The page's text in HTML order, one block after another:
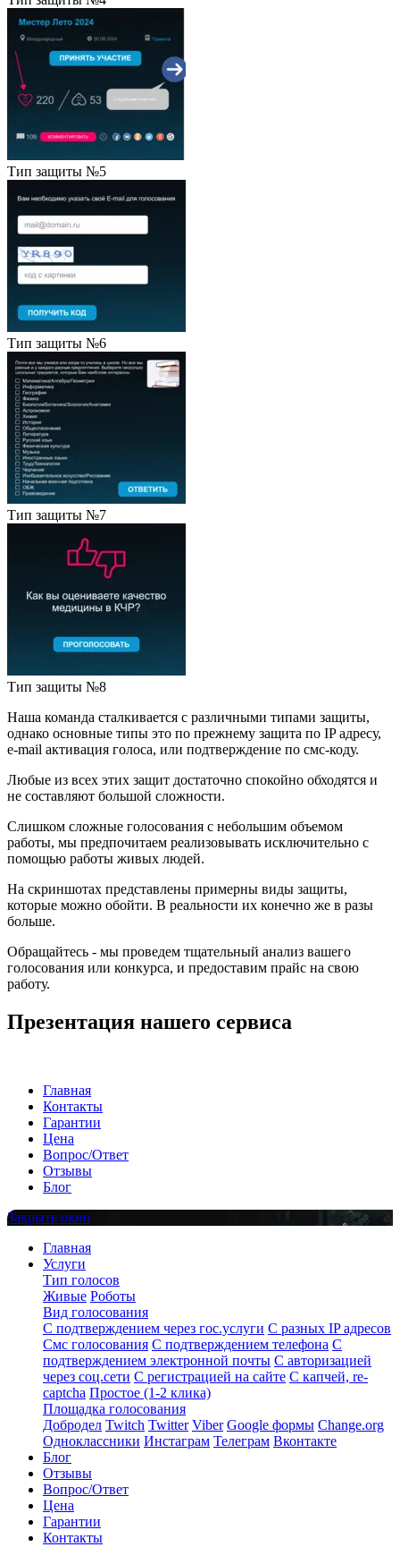
Тип защиты №5
Тип защиты №6
Тип защиты №7
Тип защиты №8
Наша команда сталкивается с различными типами защиты,
однако основные типы это по прежнему защита по IP адресу,
e-mail активация голоса, или подтверждение по смс-коду.
Любые из всех этих защит достаточно спокойно обходятся и
не составляют большой сложности.
Слишком сложные голосования с небольшим объемом
работы, мы предпочитаем реализовывать исключительно с
помощью работы живых людей.
На скриншотах представлены примерны виды защиты,
которые можно обойти. В реальности их конечно же в разы
больше.
Обращайтесь - мы проведем тщательный анализ вашего
голосования или конкурса, и предоставим прайс на свою
работу.
Презентация нашего сервиса
Главная
Контакты
Гарантии
Цена
Вопрос/Ответ
Отзывы
Блог
Закрыть окно
Главная
Услуги
Тип голосов
Живые Роботы
Вид голосования
С подтверждением через гос.услуги С разных IP адресов
Смс голосования С подтверждением телефона С
подтверждением электронной почты С авторизацией
через соц.сети С регистрацией на сайте С капчей, re-
captcha Простое (1-2 клика)
Площадка голосования
Добродел Twitch Twitter Viber Google формы Change.org
Одноклассники Инстаграм Телеграм Вконтакте
Блог
Отзывы
Вопрос/Ответ
Цена
Гарантии
Контакты